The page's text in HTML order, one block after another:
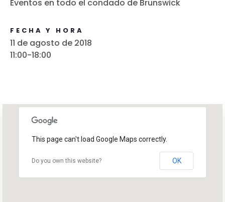
Eventos en todo el condado de Brunswick
FECHA Y HORA
11 de agosto de 2018
11:00-18:00
This page can't load Google Maps correctly.
Do you own this website? OK